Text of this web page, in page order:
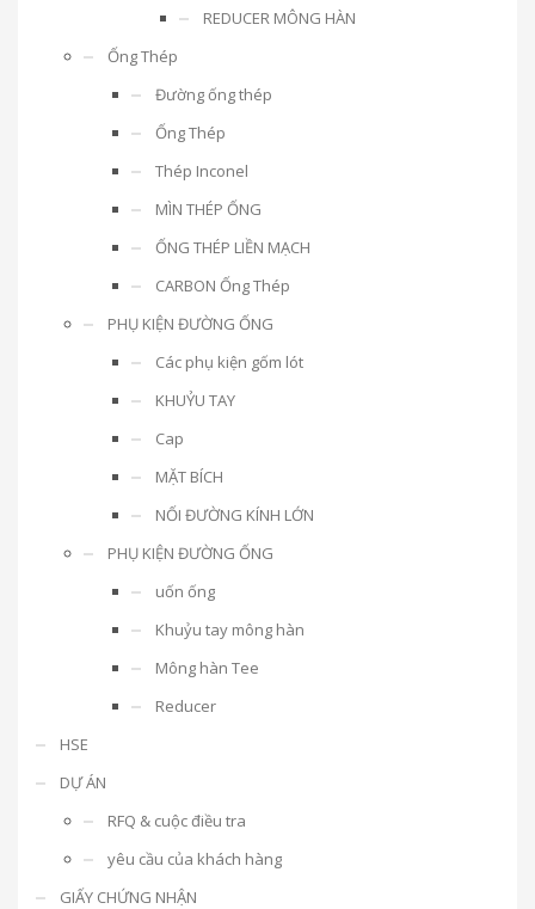
REDUCER MÔNG HÀN
Ống Thép
Đường ống thép
Ống Thép
Thép Inconel
MÌN THÉP ỐNG
ỐNG THÉP LIỀN MẠCH
CARBON Ống Thép
PHỤ KIỆN ĐƯỜNG ỐNG
Các phụ kiện gốm lót
KHUỶU TAY
Cap
MẶT BÍCH
NỐI ĐƯỜNG KÍNH LỚN
PHỤ KIỆN ĐƯỜNG ỐNG
uốn ống
Khuỷu tay mông hàn
Mông hàn Tee
Reducer
HSE
DỰ ÁN
RFQ & cuộc điều tra
yêu cầu của khách hàng
GIẤY CHỨNG NHẬN